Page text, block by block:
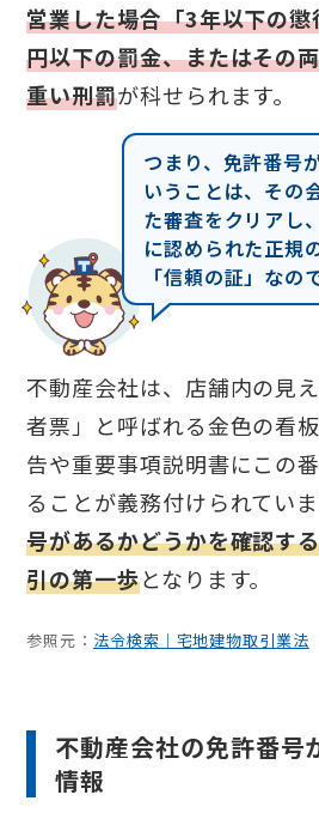
営業した場合「3年以下の
円以下の罰金、またはその
重い刑罰が科せられます。
つまり、免許番号
いうことは、その
た審査をクリアし
に認められた正規
「信頼の証」なの
不動産会社は、店舗内の見
者票」と呼ばれる金色の看
告や重要事項説明書にこの
ることが義務付けられてい
号があるかどうかを確認す
引の第一歩となります。
参照元： 法令検索｜宅地建物取引業法
不動産会社の免許番号
情報